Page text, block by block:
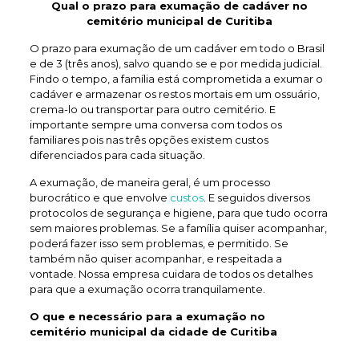
Qual o prazo para exumação de cadáver no
cemitério municipal de Curitiba
O prazo para exumação de um cadáver em todo o Brasil
e de 3 (três anos), salvo quando se e por medida judicial.
Findo o tempo, a família está comprometida a exumar o
cadáver e armazenar os restos mortais em um ossuário,
crema-lo ou transportar para outro cemitério. E
importante sempre uma conversa com todos os
familiares pois nas três opções existem custos
diferenciados para cada situação.
A exumação, de maneira geral, é um processo
burocrático e que envolve custos. E seguidos diversos
protocolos de segurança e higiene, para que tudo ocorra
sem maiores problemas. Se a família quiser acompanhar,
poderá fazer isso sem problemas, e permitido. Se
também não quiser acompanhar, e respeitada a
vontade. Nossa empresa cuidara de todos os detalhes
para que a exumação ocorra tranquilamente.
O que e necessário para a exumação no
cemitério municipal da cidade de Curitiba